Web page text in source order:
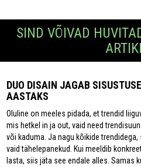
SIND VÕIVAD
DUO DISAIN JAGAB
AASTAKS
Oluline on meeles pidada, et trendid
mis hetkel in ja out, vaid need
või kaduma. Ja nagu kõikide
vaid tähelepanekud. Kui meeldib
lasta, siis jäta see endale alles. Samas